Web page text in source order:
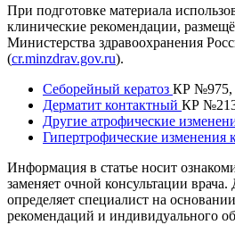
При подготовке материала
клинические рекомендации,
Министерства здравоохранения
(cr.minzdrav.gov.ru).
Себорейный кератоз КР №975,
Дерматит контактный КР
Другие атрофические
Гипертрофические изменения
Информация в статье носит
заменяет очной консультации
определяет специалист на
рекомендаций и индивидуального